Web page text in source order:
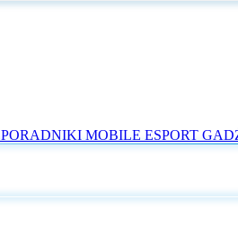
PORADNIKI MOBILE ESPORT